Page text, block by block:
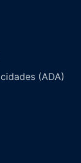
(ADA)